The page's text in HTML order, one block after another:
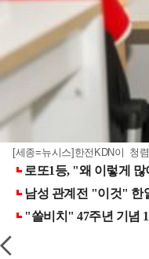
[세종=뉴시스]한전KDN이